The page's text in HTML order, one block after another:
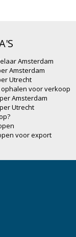
Amsterdam
Amsterdam
Utrecht
voor verkoop
Amsterdam
Utrecht
voor export